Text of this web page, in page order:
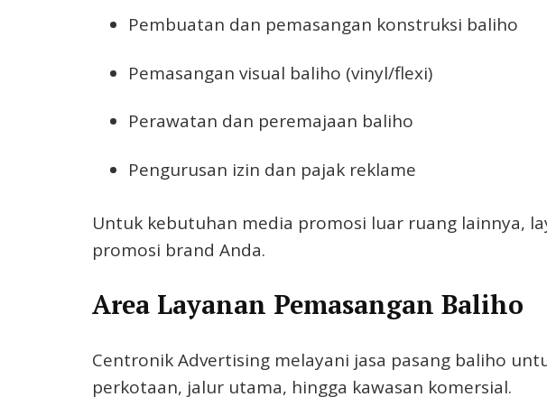
Pembuatan dan pemasangan konstruksi baliho
Pemasangan visual baliho (vinyl/flexi)
Perawatan dan peremajaan baliho
Pengurusan izin dan pajak reklame
Untuk kebutuhan media promosi luar ruang lainnya,
promosi brand Anda.
Area Layanan Pemasangan Baliho
Centronik Advertising melayani jasa pasang baliho
perkotaan, jalur utama, hingga kawasan komersial.